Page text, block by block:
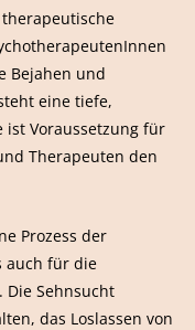
Bejahen und
eine tiefe,
Voraussetzung für
Therapeuten den
Prozess der
auch für die
Sehnsucht
das Loslassen von